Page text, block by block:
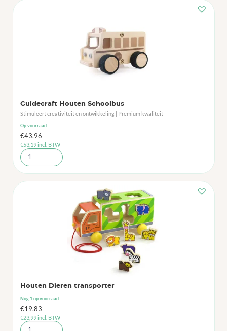
Guidecraft Houten Schoolbus
Stimuleert creativiteit en ontwikkeling | Premium kwaliteit
Op voorraad
€43,96
€53,19incl. BTW
Houten Dieren transporter
Nog 1 op voorraad.
€19,83
€23,99incl. BTW